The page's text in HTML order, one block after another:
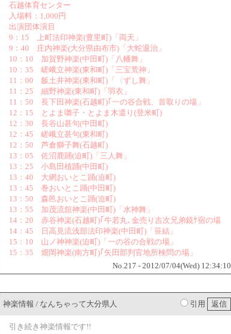
石越体育センター
入場料：1,000円
出演団体演目
9：15 上町法印神楽(豊里町)「両天」
9：40 庄内神楽(大分県由布市)「大蛇退治」
10：10 加賀野神楽(中田町)「八幡舞」
10：35 嵯峨立神楽(東和町)「三宝荒神」
11：00 飯土井神楽(東和町)「〈ずし舞」
11：25 細野神楽(東和町)「羽衣」
11：50 長下田神楽(石越町)｢一の谷合戦、首取りの場」
12：15 とよま囃子・とよま木遣り(登米町)
12：30 長谷山甚句(中田町)
12：45 嵯峨立甚句(東和町)
12：50 芦倉獅子舞(石越町)
13：05 佐沼鹿踊(迫町)「三人舞」
13：25 小島田植踊(中田町)
13：40 大網おいとこ踊(迫町)
13：45 巻おいとこ踊(中田町)
13：50 森邑おいとこ踊(迫町)
13：55 加茂流舘神楽(中田町)「水神舞」
14：20 赤谷神楽(石越町)｢牛若丸､金売り吉次兄弟鏡ｹ宿の場
14：45 日高見流浅部法印神楽(中田町)「笹結」
15：10 山ノ神神楽(迫町)「一の谷の合戦の場」
15：35 畑岡神楽(南方町)｢矢田部判官地所検問の場」
No.217 - 2012/07/04(Wed) 12:34:10
神楽情報 / なんちゃって大分県人 引用
引き続き神楽情報です!!